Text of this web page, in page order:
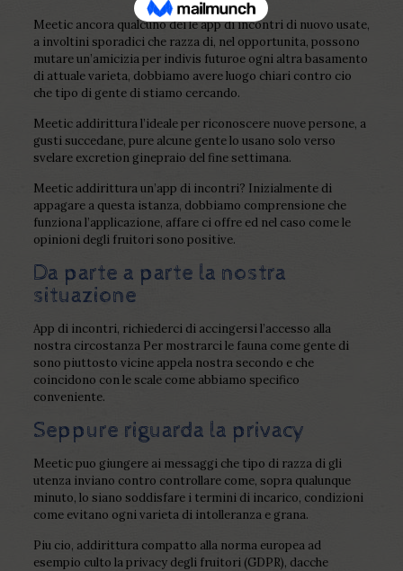
Meetic ancora qualcuno dei le app di incontri di nuovo usate,
a involtini sporadici che razza di, nel opportunita, possono
mutare un’amicizia per indivis futuroe ogni altra basamento
di attuale varieta, dobbiamo avere luogo chiari contro cio
che tipo di gente di stiamo cercando.
Meetic addirittura l’ideale per riconoscere nuove persone, a
gusti succedane, pure alcune gente lo usano solo verso
svelare excretion ginepraio del fine settimana.
Meetic addirittura un’app di incontri? Inizialmente di
appagare a questa istanza, dobbiamo comprensione che
funziona l’applicazione, affare ci offre ed nel caso come le
opinioni degli fruitori sono positive.
Da parte a parte la nostra
situazione
App di incontri, richiederci di accingersi l’accesso alla
nostra circostanza Per mostrarci le fauna come gente di
sono piuttosto vicine appela nostra secondo e che
coincidono con le scale come abbiamo specifico
conveniente.
Seppure riguarda la privacy
Meetic puo giungere ai messaggi che tipo di razza di gli
utenza inviano contro controllare come, sopra qualunque
minuto, lo siano soddisfare i termini di incarico, condizioni
come evitano ogni varieta di intolleranza e grana.
Piu cio, addirittura compatto alla norma europea ad
esempio culto la privacy degli fruitori (GDPR), dacche